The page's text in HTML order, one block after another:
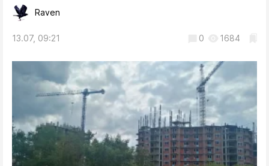
Raven
13.07, 09:21 0 1684